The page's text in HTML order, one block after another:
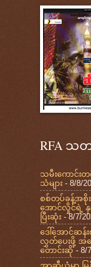
RFA သတ
သမီးကောင်း
သံများ - 8/8/
စစ်တပ်ခန့်အစိုး
အောင်လှိုင်ရဲ့ နှ
ပြီးဆုံး - 8/7/
ဒေါ်အောင်ဆန်
လွှတ်ပေးဖို့ အမ
တောင်းဆို- 8/